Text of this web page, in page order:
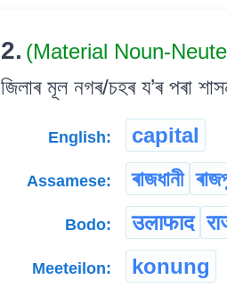
2. (Material Noun-
জিলাৰ মূল নগৰ/চহৰ য’ৰ পৰা
English: capital
Assamese: ৰাজধানী
Bodo: उलाफाद
Meeteilon: konung